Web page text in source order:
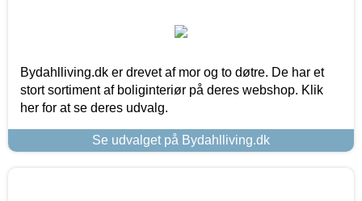
Bydahlliving.dk er drevet af mor og to døtre. De har et
stort sortiment af boliginteriør på deres webshop. Klik
her for at se deres udvalg.
Se udvalget på Bydahlliving.dk